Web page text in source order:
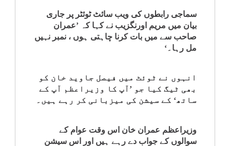
قومی
سپلیمنٹس
سماجی رابطوں کی ویب سائٹ ٹوئٹر پر جاری
بیان میں مریم اورنگزیب نے کہا کہ ’عمران
صاحب سے میں بات کرنا چاہتی ہوں ، نمبر نہیں
مل رہا۔‘
انہوں نے ٹوئٹ میں فیصل جاوید خان کو
بھی ٹیگ کیا جو ’آپ کا وزیراعظم آپ کے
ساتھ‘ کے سیشن کی میزبانی کر رہے ہیں۔
وزیراعظم عمران خان اس وقت عوام کے
سوالوں کے جواب دے رہے ہیں اور اس سیشن